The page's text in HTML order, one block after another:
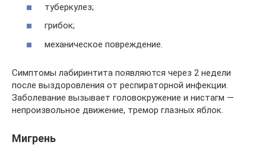
туберкулез;
грибок;
механическое повреждение.
Симптомы лабиринтита появляются через 2 недели
после выздоровления от респираторной инфекции.
Заболевание вызывает головокружение и нистагм —
непроизвольное движение, тремор глазных яблок.
Мигрень